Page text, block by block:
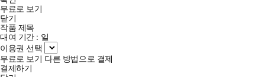
무료로 보기
닫기
작품 제목
대여 기간 : 일
이용권 선택
무료로 보기 다른 방법으로 결제
결제하기